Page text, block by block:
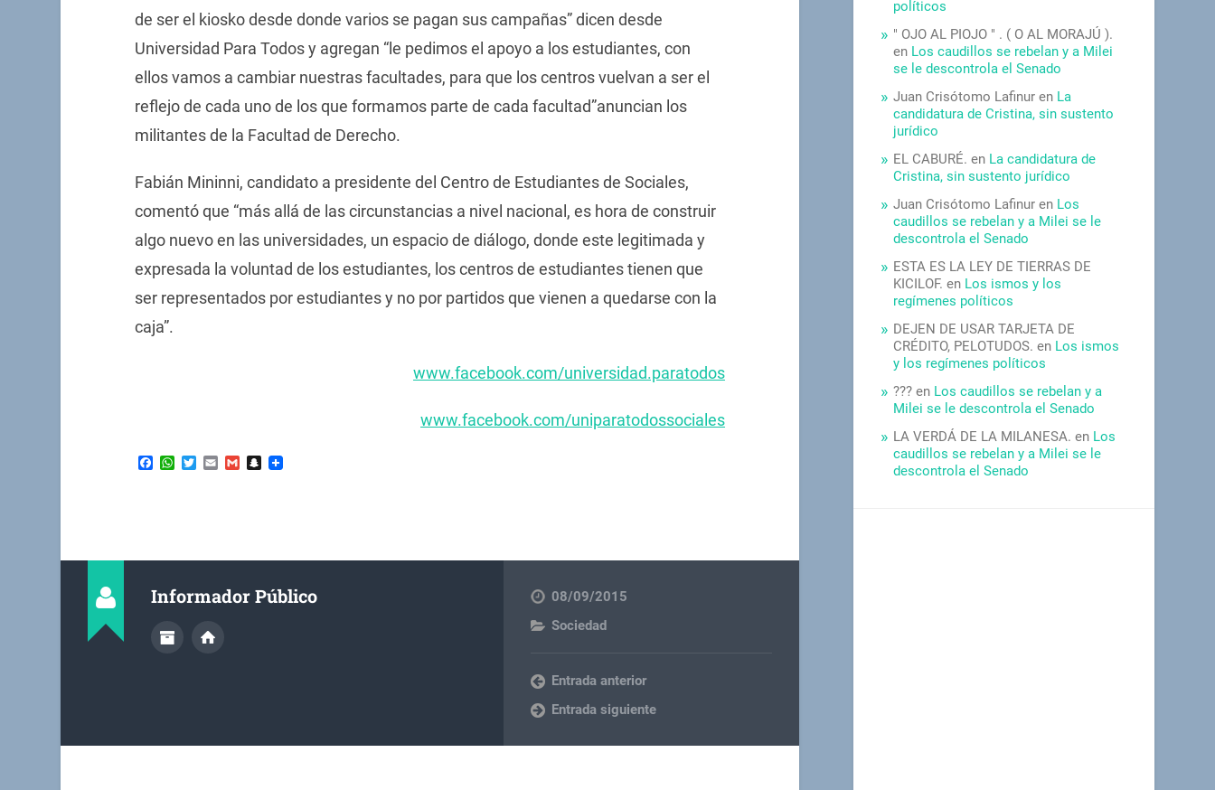
de ser el kiosko desde donde varios se pagan sus campañas” dicen desde
Universidad Para Todos y agregan “le pedimos el apoyo a los estudiantes, con
ellos vamos a cambiar nuestras facultades, para que los centros vuelvan a ser el
reflejo de cada uno de los que formamos parte de cada facultad”anuncian los
militantes de la Facultad de Derecho.
Fabián Mininni, candidato a presidente del Centro de Estudiantes de Sociales,
comentó que “más allá de las circunstancias a nivel nacional, es hora de construir
algo nuevo en las universidades, un espacio de diálogo, donde este legitimada y
expresada la voluntad de los estudiantes, los centros de estudiantes tienen que
ser representados por estudiantes y no por partidos que vienen a quedarse con la
caja”.
www.facebook.com/universidad.paratodos
www.facebook.com/uniparatodossociales
Facebook
WhatsApp
Twitter
EmailGmailSnapchat
Informador Público
08/09/2015
Sociedad
Entrada anterior
Entrada siguiente
políticos
" OJO AL PIOJO " . ( O AL MORAJÚ ).
en Los caudillos se rebelan y a Milei
se le descontrola el Senado
Juan Crisótomo Lafinur en La
candidatura de Cristina, sin sustento
jurídico
EL CABURÉ. en La candidatura de
Cristina, sin sustento jurídico
Juan Crisótomo Lafinur en Los
caudillos se rebelan y a Milei se le
descontrola el Senado
ESTA ES LA LEY DE TIERRAS DE
KICILOF. en Los ismos y los
regímenes políticos
DEJEN DE USAR TARJETA DE
CRÉDITO, PELOTUDOS. en Los ismos
y los regímenes políticos
??? en Los caudillos se rebelan y a
Milei se le descontrola el Senado
LA VERDÁ DE LA MILANESA. en Los
caudillos se rebelan y a Milei se le
descontrola el Senado